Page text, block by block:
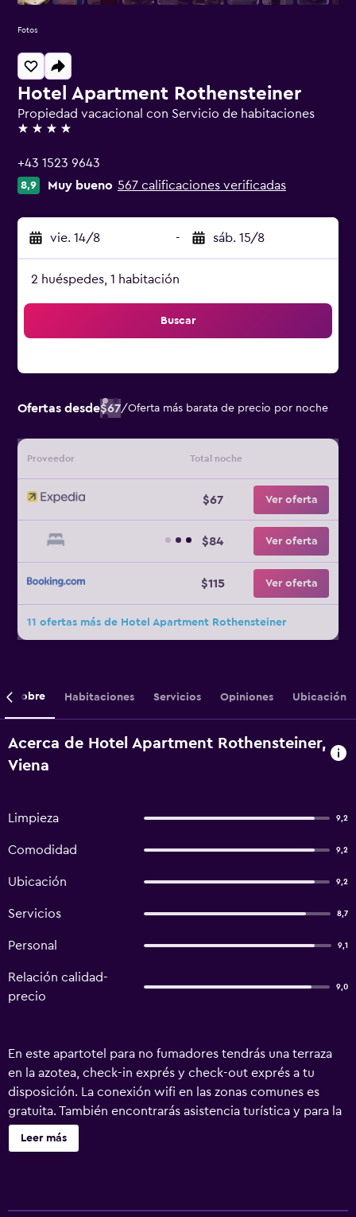
Hotel Apartment Rothensteiner
Propiedad vacacional con Servicio de habitaciones
4 estrellas
+43 1523 9643
8,9 Muy bueno 567 calificaciones verificadas
vie. 14/8 - sáb. 15/8
2 huéspedes, 1 habitación
Buscar
Ofertas desde$67/Oferta más barata de precio por noche
Proveedor Total noche
$67 Ver oferta
$84 Ver oferta
$115 Ver oferta
11 ofertas más de Hotel Apartment Rothensteiner
Fotos
Sobre Habitaciones Servicios Opiniones Ubicación
Acerca de Hotel Apartment Rothensteiner,
Viena
Limpieza 9,2
Comodidad 9,2
Ubicación 9,2
Servicios 8,7
Personal 9,1
Relación calidad-
precio
9,0
En este apartotel para no fumadores tendrás una terraza
en la azotea, check-in exprés y check-out exprés a tu
disposición. La conexión wifi en las zonas comunes es
gratuita. También encontrarás asistencia turística y para la
compra de entradas, personal multilingüe y un salón de
fiestas. Cada apartamento dispone de televisión LCD con
Leer más